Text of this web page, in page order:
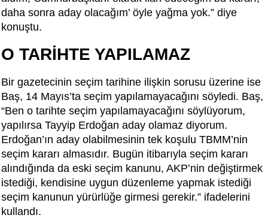
daha sonra aday olacağım’ öyle yağma yok.” diye
konuştu.
O TARİHTE YAPILAMAZ
Bir gazetecinin seçim tarihine ilişkin sorusu üzerine ise
Baş, 14 Mayıs’ta seçim yapılamayacağını söyledi. Baş,
“Ben o tarihte seçim yapılamayacağını söylüyorum,
yapılırsa Tayyip Erdoğan aday olamaz diyorum.
Erdoğan’ın aday olabilmesinin tek koşulu TBMM’nin
seçim kararı almasıdır. Bugün itibarıyla seçim kararı
alındığında da eski seçim kanunu, AKP’nin değiştirmek
istediği, kendisine uygun düzenleme yapmak istediği
seçim kanunun yürürlüğe girmesi gerekir.” ifadelerini
kullandı.